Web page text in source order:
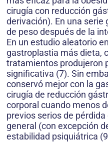
cirugía con reducción
derivación). En una serie
de peso después de la
En un estudio aleatorio
gastroplastia más dieta,
tratamientos produjeron
significativa (7). Sin
conservó mejor con la
cirugía de reducción
corporal cuando menos
previos serios de
general (con excepción
estabilidad psiquiátrica